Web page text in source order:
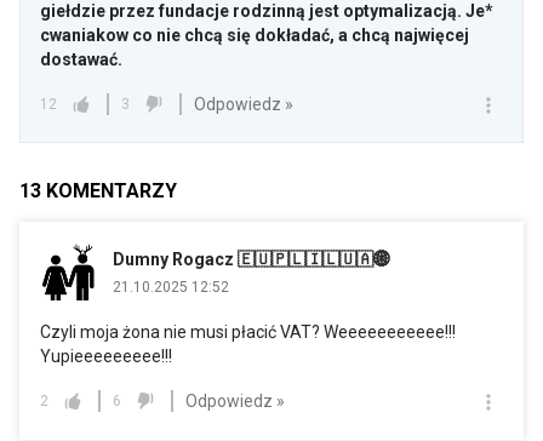
giełdzie przez fundacje rodzinną jest optymalizacją. Je*
cwaniakow co nie chcą się dokładać, a chcą najwięcej
dostawać.
12 3 Odpowiedz »
13 KOMENTARZY
Dumny Rogacz 🇪🇺🇵🇱🇮🇱🇺🇦🌐
21.10.2025 12:52
Czyli moja żona nie musi płacić VAT? Weeeeeeeeeee!!!
Yupieeeeeeeee!!!
2 6 Odpowiedz »